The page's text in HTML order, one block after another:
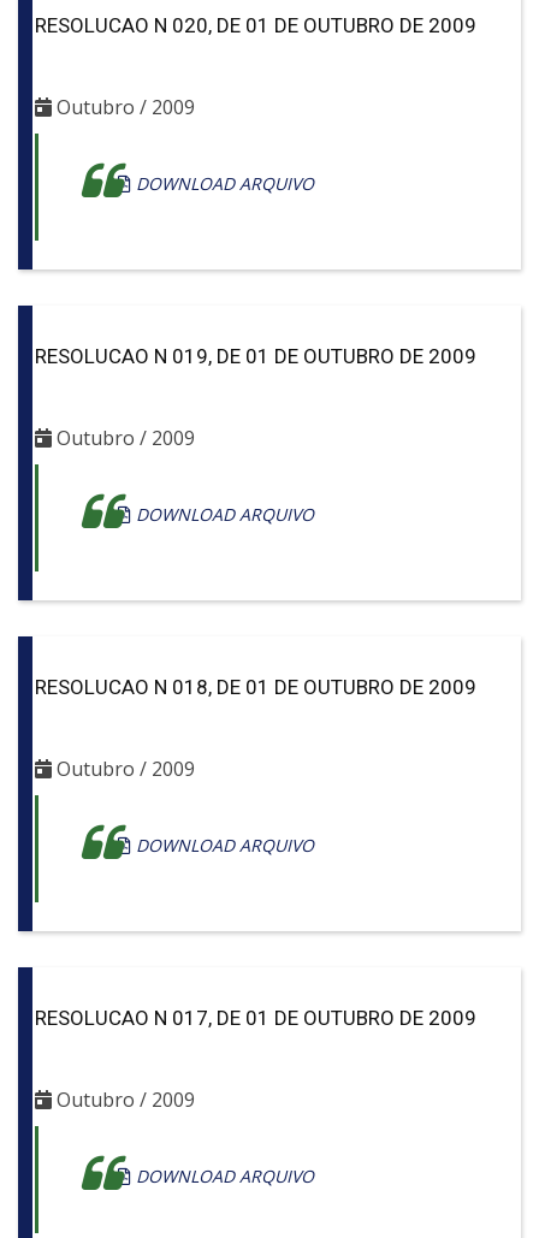
RESOLUCAO N 020, DE 01 DE OUTUBRO DE 2009
Outubro / 2009
DOWNLOAD ARQUIVO
RESOLUCAO N 019, DE 01 DE OUTUBRO DE 2009
Outubro / 2009
DOWNLOAD ARQUIVO
RESOLUCAO N 018, DE 01 DE OUTUBRO DE 2009
Outubro / 2009
DOWNLOAD ARQUIVO
RESOLUCAO N 017, DE 01 DE OUTUBRO DE 2009
Outubro / 2009
DOWNLOAD ARQUIVO